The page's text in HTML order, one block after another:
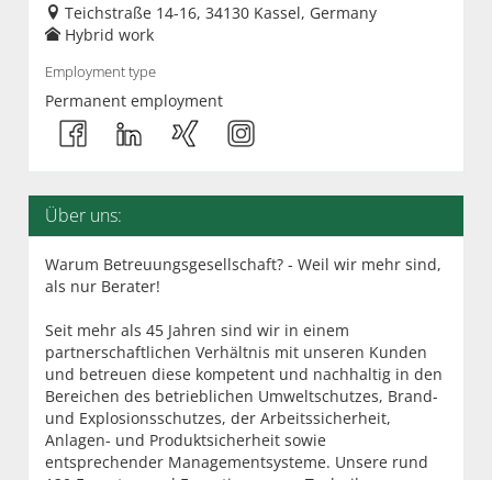
Teichstraße 14-16, 34130 Kassel, Germany
Hybrid work
Employment type
Permanent employment
Über uns:
Warum Betreuungsgesellschaft? - Weil wir mehr sind,
als nur Berater!
Seit mehr als 45 Jahren sind wir in einem
partnerschaftlichen Verhältnis mit unseren Kunden
und betreuen diese kompetent und nachhaltig in den
Bereichen des betrieblichen Umweltschutzes, Brand-
und Explosionsschutzes, der Arbeitssicherheit,
Anlagen- und Produktsicherheit sowie
entsprechender Managementsysteme. Unsere rund